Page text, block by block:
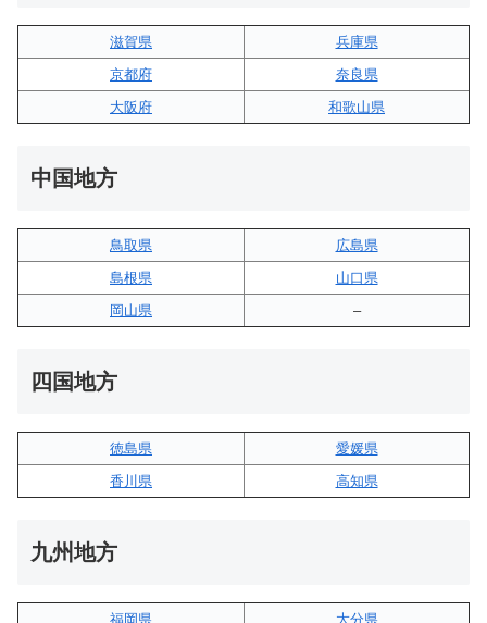
滋賀県
兵庫県
京都府
奈良県
大阪府
和歌山県
中国地方
鳥取県
広島県
島根県
山口県
岡山県
–
四国地方
徳島県
愛媛県
香川県
高知県
九州地方
福岡県 大分県